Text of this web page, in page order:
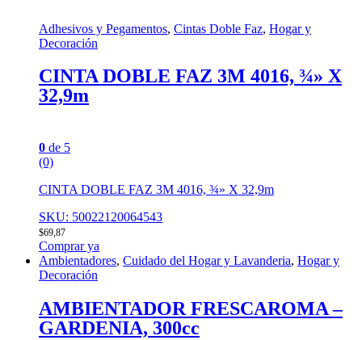
Adhesivos y Pegamentos, Cintas Doble Faz, Hogar y
Decoración
CINTA DOBLE FAZ 3M 4016, ¾» X
32,9m
0 de 5
(0)
CINTA DOBLE FAZ 3M 4016, ¾» X 32,9m
SKU: 50022120064543
$69,87
Comprar ya
Ambientadores, Cuidado del Hogar y Lavanderia, Hogar y
Decoración
AMBIENTADOR FRESCAROMA –
GARDENIA, 300cc